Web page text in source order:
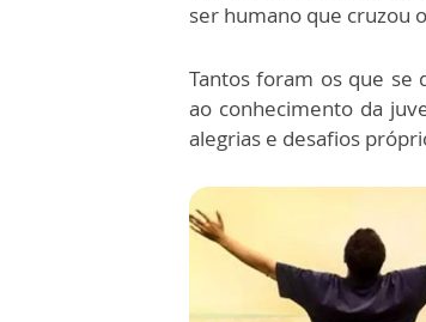
ser humano que cruzou
Tantos foram os que se
ao conhecimento da
alegrias e desafios